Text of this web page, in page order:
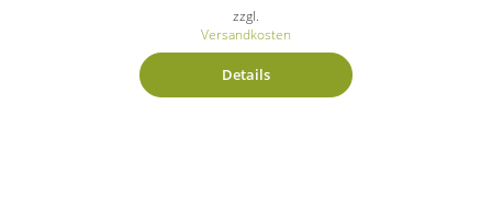
zzgl.
Versandkosten
Details